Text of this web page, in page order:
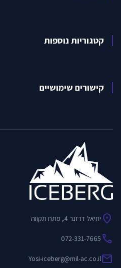
קטגוריות נוספות
קישורים שימושיים
location_on יחיאל דרזנר 4, פתח תקווה
call
072-331-7665
mail
Yosi-iceberg@mil-ac.co.il